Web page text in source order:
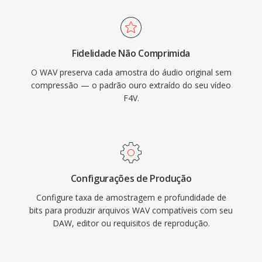
WAV padrão não aplica compressão, os dados
armazenados são uma representação digital
exata da gravação original, tornando-o a
escolha preferida para masterização é
arquivamento. O WAV também suporta
o tamanho do arquivo — um minuto de
aproximadamente 10 MB — é a estrutura RIFF
de 32 bits impoe um limite de 4 GB, embora o
RF64 remova esse teto.
Fidelidade Não Comprimida
O WAV preserva cada amostra do áudio original sem
compressão — o padrão ouro extraído do seu vídeo
F4V.
Configurações de Produção
Configure taxa de amostragem e profundidade de
bits para produzir arquivos WAV compatíveis com seu
DAW, editor ou requisitos de reprodução.